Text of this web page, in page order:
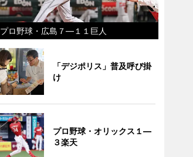
プロ野球・広島７―１１巨人
「デジポリス」普及呼び掛
け
プロ野球・オリックス１―
３楽天